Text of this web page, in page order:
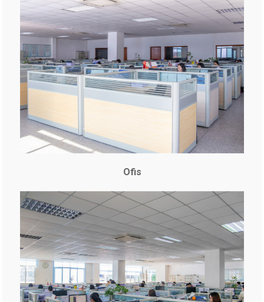
Ofis